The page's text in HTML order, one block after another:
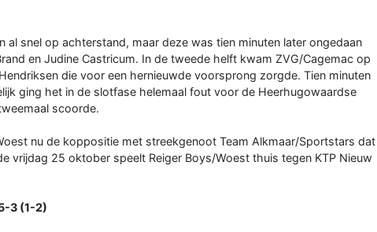
al snel op achterstand, maar deze was tien minuten later ongedaan
en Judine Castricum. In de tweede helft kwam ZVG/Cagemac op
die voor een hernieuwde voorsprong zorgde. Tien minuten
ging het in de slotfase helemaal fout voor de Heerhugowaardse
scoorde.
nu de koppositie met streekgenoot Team Alkmaar/Sportstars dat
vrijdag 25 oktober speelt Reiger Boys/Woest thuis tegen KTP Nieuw
3 (1-2)